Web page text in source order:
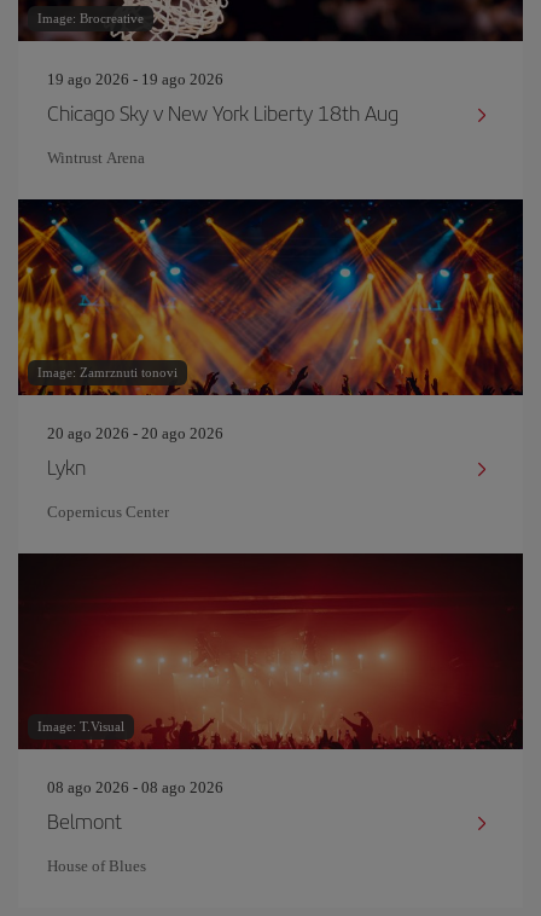
Image: Brocreative
19 ago 2026 - 19 ago 2026
Chicago Sky v New York Liberty 18th Aug
Wintrust Arena
Image: Zamrznuti tonovi
20 ago 2026 - 20 ago 2026
Lykn
Copernicus Center
Image: T.Visual
08 ago 2026 - 08 ago 2026
Belmont
House of Blues